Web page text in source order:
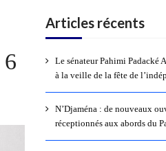
Articles récents
Le sénateur Pahimi Padacké
à la veille de la fête de
N’Djaména : de nouveaux
réceptionnés aux abords du